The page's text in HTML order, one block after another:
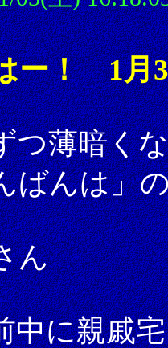
ー！ 1月
つ薄暗く
ばんは」
ん
中に親戚